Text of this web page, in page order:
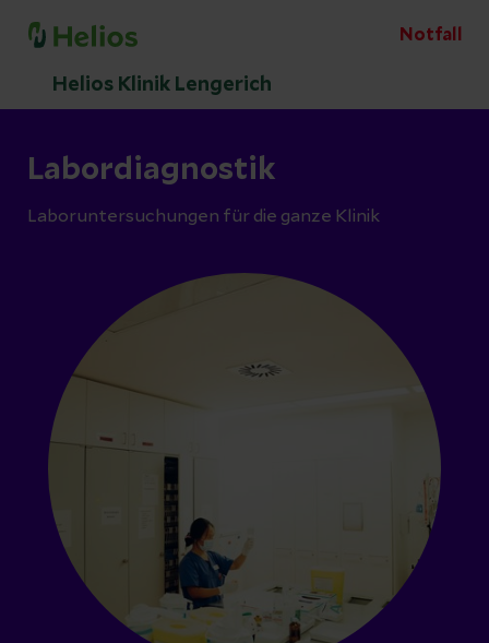
Notfall
Helios Klinik Lengerich
Labordiagnostik
Laboruntersuchungen für die ganze Klinik